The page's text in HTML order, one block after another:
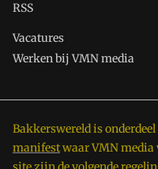
RSS
Vacatures
Werken bij VMN media
Bakkerswereld is
manifestwaar VMN media